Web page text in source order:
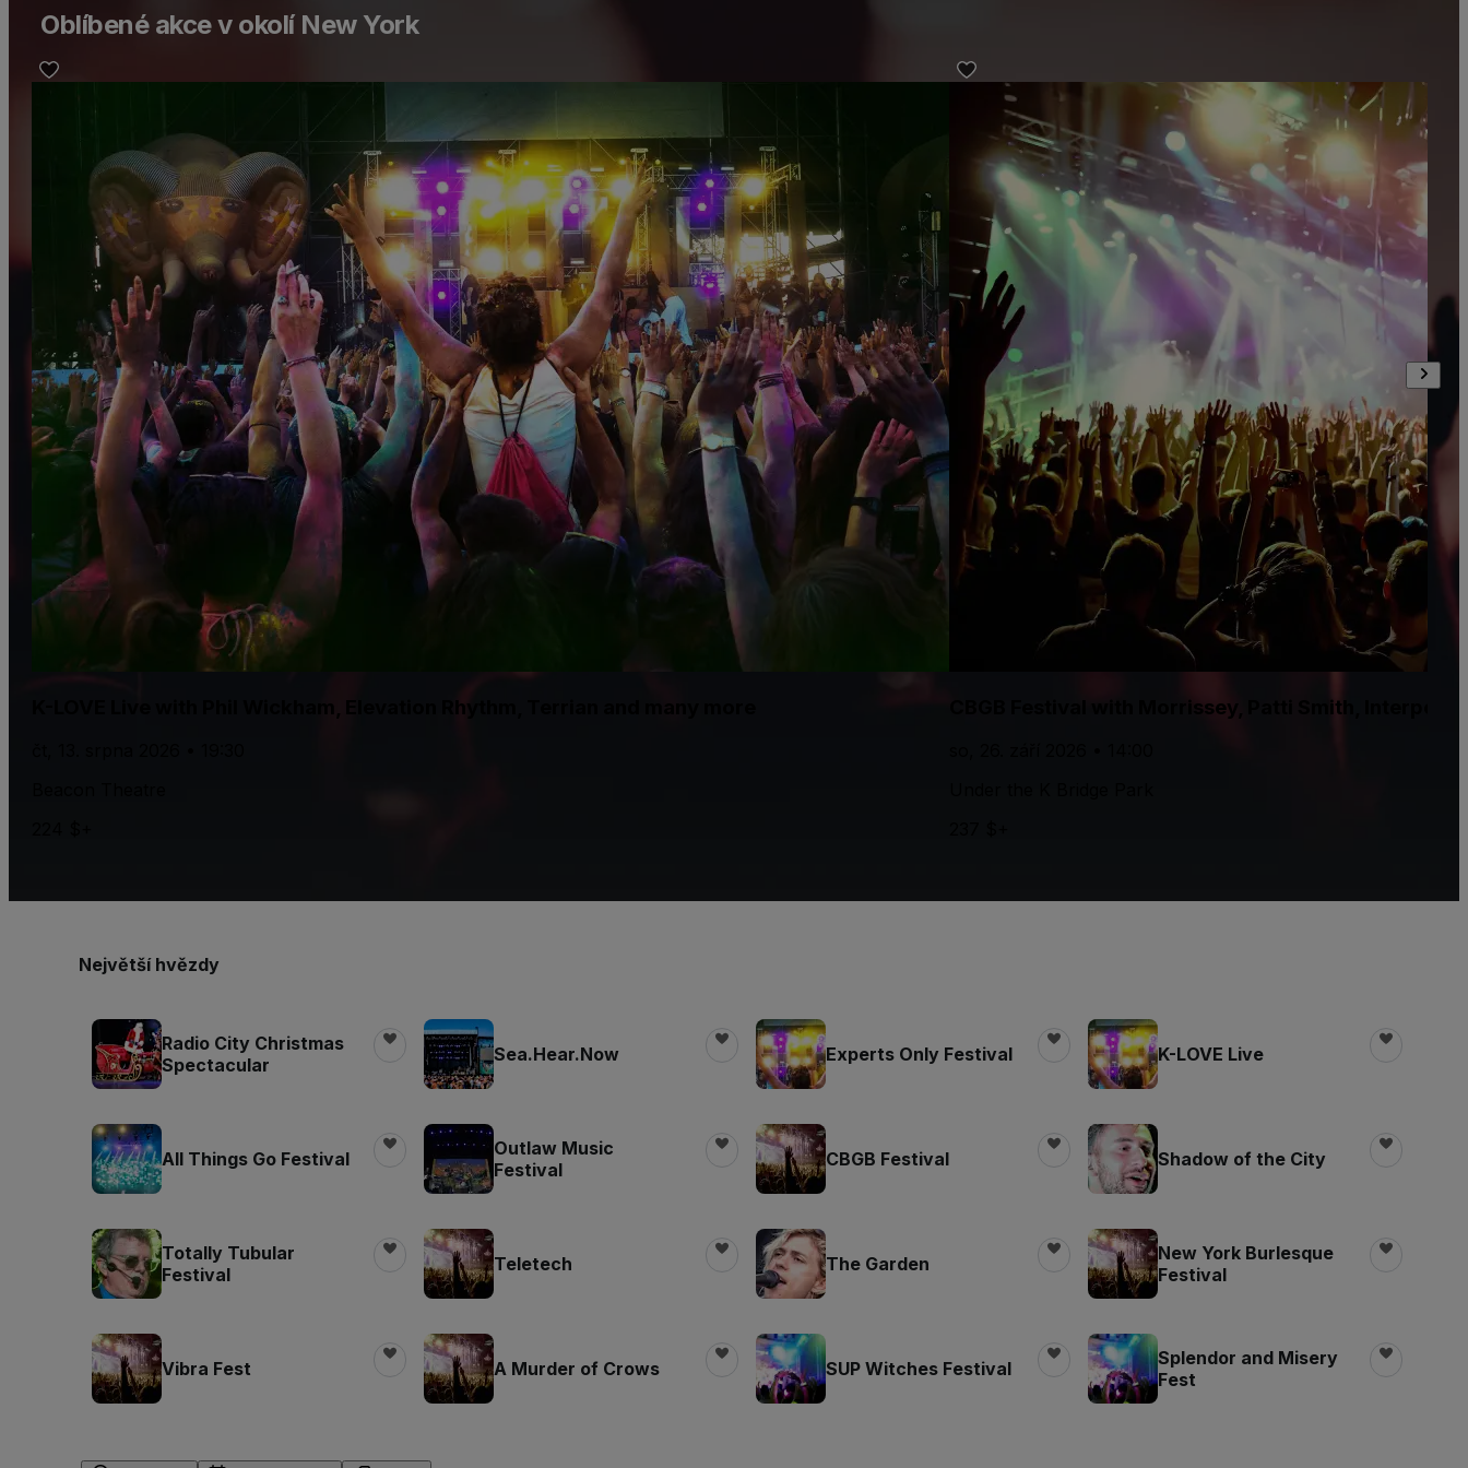
Oblíbené akce v okolí New York
K-LOVE Live with Phil Wickham, Elevation Rhythm, Terrian and many more CBGB Festival with Morrissey, Patti Smith, Interpol
Největší hvězdy
Radio City Christmas
Spectacular
Sea.Hear.Now Experts Only Festival K-LOVE Live
All Things Go Festival
Outlaw Music
Festival
CBGB Festival Shadow of the City
Totally Tubular
Festival
Teletech The Garden
New York Burlesque
Festival
Vibra Fest A Murder of Crows SUP Witches Festival
Splendor and Misery
Fest